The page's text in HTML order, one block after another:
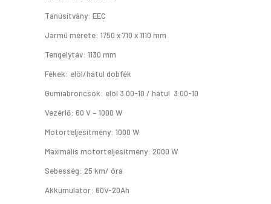
Tanúsítvány: EEC
Jármű mérete: 1750 x 710 x 1110 mm
Tengelytáv: 1130 mm
Fékek: elöl/hátul dobfék
Gumiabroncsok: elöl 3.00-10 / hátul 3.00-10
Vezérlő: 60 V – 1000 W
Motorteljesítmény: 1000 W
Maximális motorteljesítmény: 2000 W
Sebesség: 25 km/ óra
Akkumulátor: 60V-20Ah